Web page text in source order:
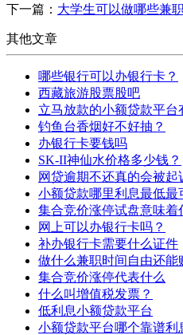
下一篇： 大学生可以做哪些兼
其他文章
哪些银行可以办银行卡？
西藏旅游股票股吧
立马放款的小额贷款平台
钓鱼台香烟好不好抽？
办银行卡要钱吗
SK-II神仙水价格多少钱？
网贷逾期不还真的会被起
小额贷款哪里利息最低最
集合竞价涨停试盘意味着
网上可以办银行卡吗？
补办银行卡需要什么证件
做什么兼职时间自由还能
集合竞价涨停代表什么
什么叫增值税发票？
低利息小额贷款平台
小额贷款平台哪个靠谱利